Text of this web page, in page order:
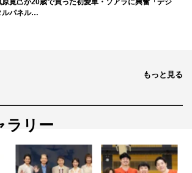
ルパネル…
もっと見る
ラリー